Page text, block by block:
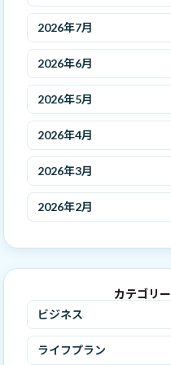
2026年7月
2026年6月
2026年5月
2026年4月
2026年3月
2026年2月
カテゴリー
ビジネス
ライフプラン